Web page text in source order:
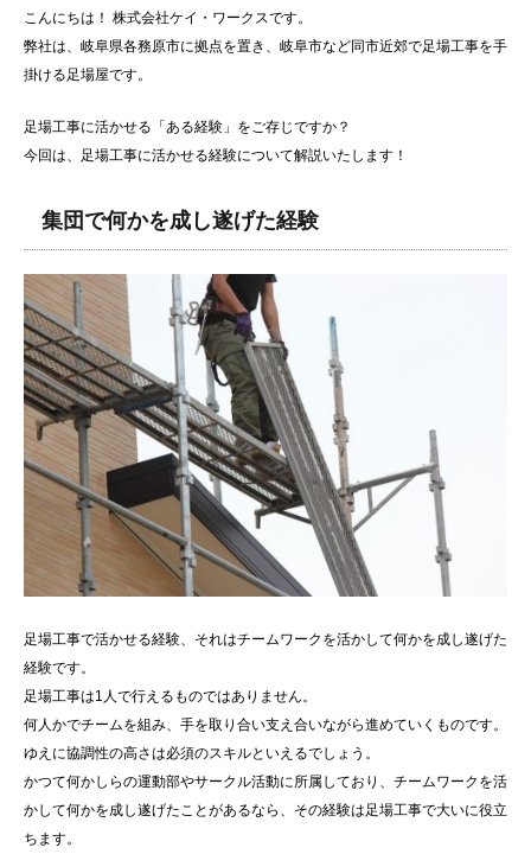
こんにちは！ 株式会社ケイ・ワークスです。
弊社は、岐阜県各務原市に拠点を置き、岐阜市など同市近郊で足場工事を手
掛ける足場屋です。
足場工事に活かせる「ある経験」をご存じですか？
今回は、足場工事に活かせる経験について解説いたします！
集団で何かを成し遂げた経験
足場工事で活かせる経験、それはチームワークを活かして何かを成し遂げた
経験です。
足場工事は1人で行えるものではありません。
何人かでチームを組み、手を取り合い支え合いながら進めていくものです。
ゆえに協調性の高さは必須のスキルといえるでしょう。
かつて何かしらの運動部やサークル活動に所属しており、チームワークを活
かして何かを成し遂げたことがあるなら、その経験は足場工事で大いに役立
ちます。